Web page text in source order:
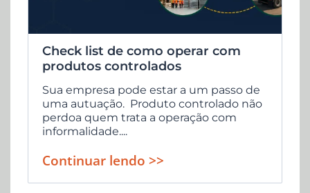
Check list de como operar com
produtos controlados
Sua empresa pode estar a um passo de
uma autuação. Produto controlado não
perdoa quem trata a operação com
informalidade....
Continuar lendo >>